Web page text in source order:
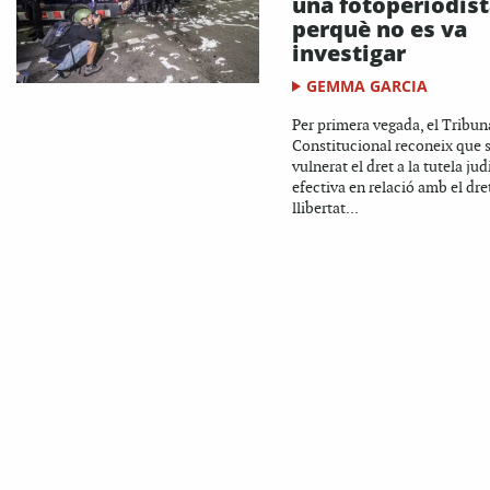
perquè no es va
investigar
GEMMA GARCIA
Per primera vegada, el
Constitucional reconeix que
vulnerat el dret a la tutela
efectiva en relació amb el
llibertat...